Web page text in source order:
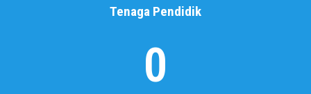
Selamat Datang di Sekolah Kami
Baca Selengkapnya
Tenaga Pendidik
0